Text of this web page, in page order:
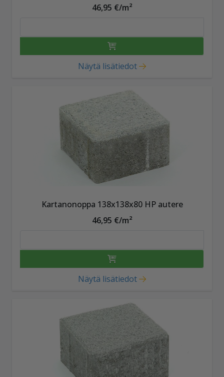
46,95 €/m²
Näytä lisätiedot
Kartanonoppa 138x138x80 HP autere
46,95 €/m²
Näytä lisätiedot